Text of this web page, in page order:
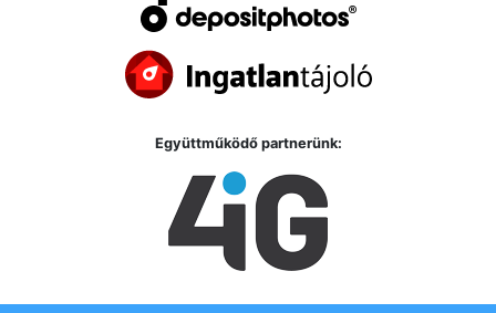
Együttműködő partnerünk: